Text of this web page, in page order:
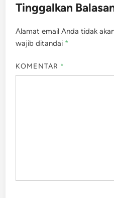
Tinggalkan
Alamat email Anda tidak
wajib ditandai *
KOMENTAR *